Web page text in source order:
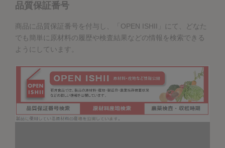
品質保証番号
商品に品質保証番号を付与し、「OPEN ISHII」にて、どなた
でも簡単に原材料の履歴や検査結果などの情報を検索できる
ようにしています。